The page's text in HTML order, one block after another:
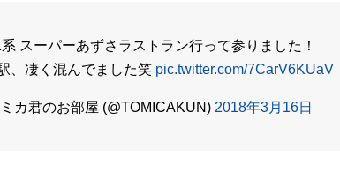
スーパーあずさラストラン行って参りました！
、凄く混んでました笑 pic.twitter.com/7CarV6KUaV
カ君のお部屋 (@TOMICAKUN) 2018年3月16日